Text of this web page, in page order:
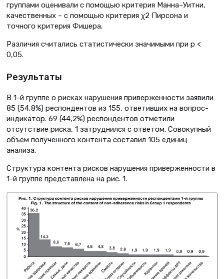
группами оценивали с помощью критерия Манна–Уитни,
качественных – с помощью критерия χ2 Пирсона и
точного критерия Фишера.
Различия считались статистически значимыми при p <
0,05.
Результаты
В 1-й группе о рисках нарушения приверженности заявили
85 (54,8%) респондентов из 155, ответивших на вопрос-
индикатор. 69 (44,2%) респондентов отметили
отсутствие риска, 1 затруднился с ответом. Совокупный
объем полученного контента составил 105 единиц
анализа.
Структура контента рисков нарушения приверженности в
1-й группе представлена на рис. 1.